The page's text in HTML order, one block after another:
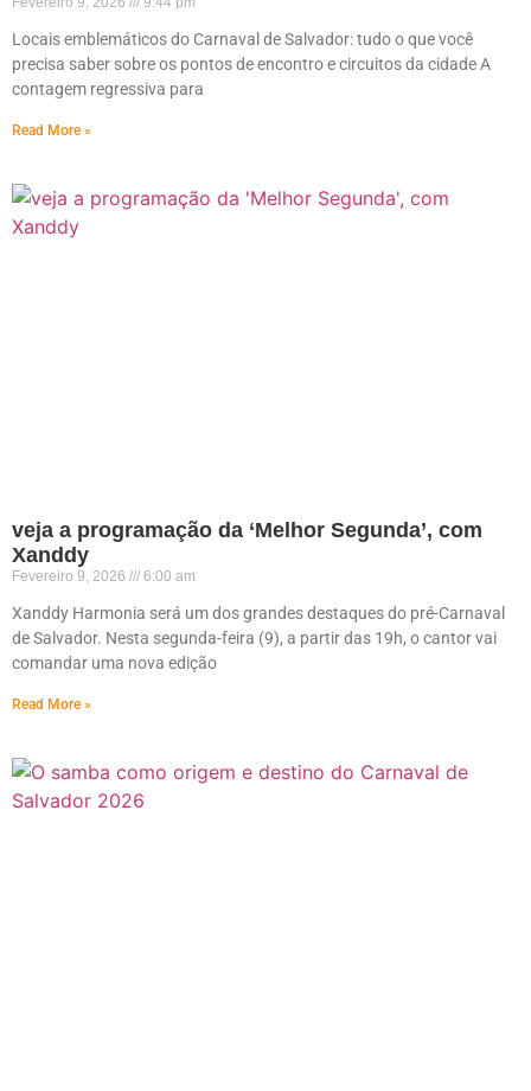
Locais emblemáticos do Carnaval de Salvador: tudo o que você
precisa saber sobre os pontos de encontro e circuitos da cidade A
contagem regressiva para
Read More »
veja a programação da ‘Melhor Segunda’, com
Xanddy
Fevereiro 9, 2026 6:00 am
Xanddy Harmonia será um dos grandes destaques do pré-Carnaval
de Salvador. Nesta segunda-feira (9), a partir das 19h, o cantor vai
comandar uma nova edição
Read More »